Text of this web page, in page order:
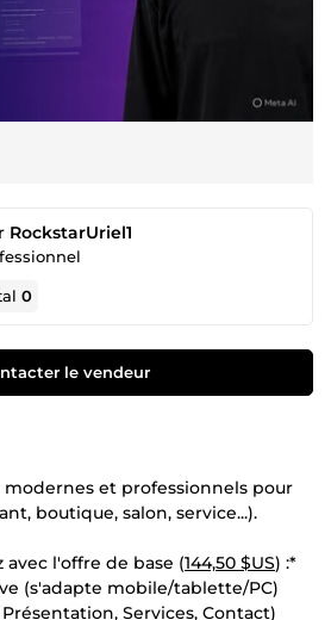
RockstarUriel1
0
le vendeur
modernes et professionnels pour
boutique, salon, service...).
avec l'offre de base (144,50 $US) :*
(s'adapte mobile/tablette/PC)
Services, Contact)